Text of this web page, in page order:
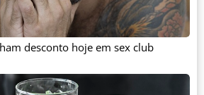
desconto hoje em sex club